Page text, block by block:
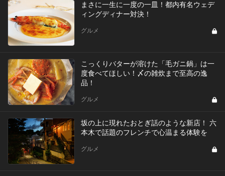
まさに一生に一度の一皿！都内有名ウェデ
ィングディナー対決！
グルメ
こっくりバターが溶けた「毛ガニ鍋」は一
度食べてほしい！〆の雑炊まで至高の逸
品！
グルメ
坂の上に現れたおとぎ話のような新店！ 六
本木で話題のフレンチで心温まる体験を
グルメ